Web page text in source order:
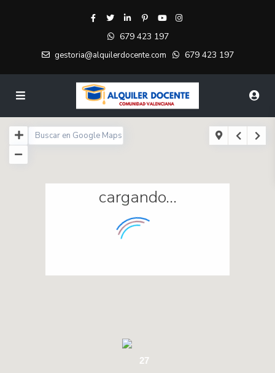
679 423 197
gestoria@alquilerdocente.com 679 423 197
457
27
cargando...